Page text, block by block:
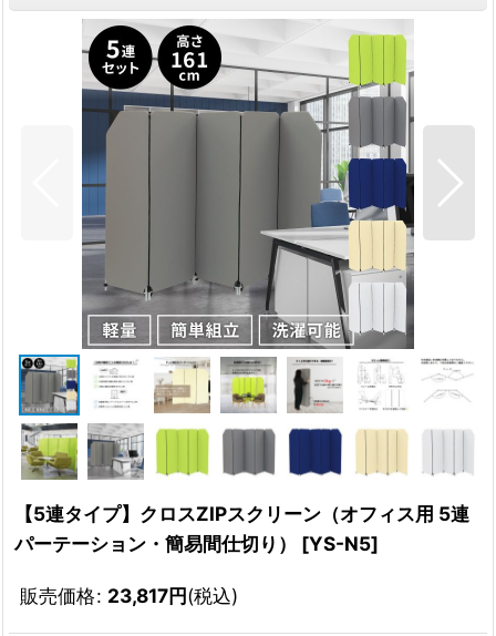
【5連タイプ】クロスZIPスクリーン（オフィス用 5連
パーテーション・簡易間仕切り）
[YS-N5]
販売価格: 23,817円(税込)